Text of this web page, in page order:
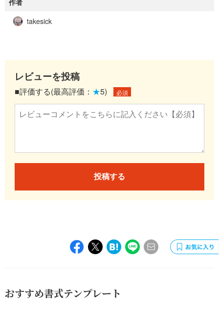
作者
takesick
レビューを投稿
■評価する(最高評価： ★5) 必須
投稿する
おすすめ書式テンプレート